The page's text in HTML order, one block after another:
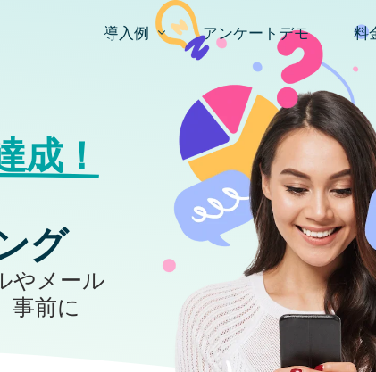
導入例
プロファイル構築＆オートセグメンテ
カスタマー エクスペリエンス (CX) 調
NPSアンケート
購入後アンケート
市場調査ツール
アンケートデモ 料
成！
グ
やメール
事前に